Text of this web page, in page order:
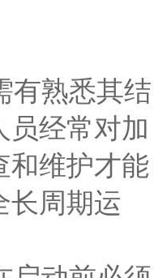
有熟悉其结
员经常对加
和维护才能
长周期运